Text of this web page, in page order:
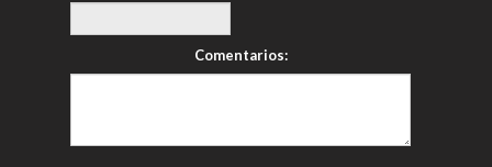
Comentarios: